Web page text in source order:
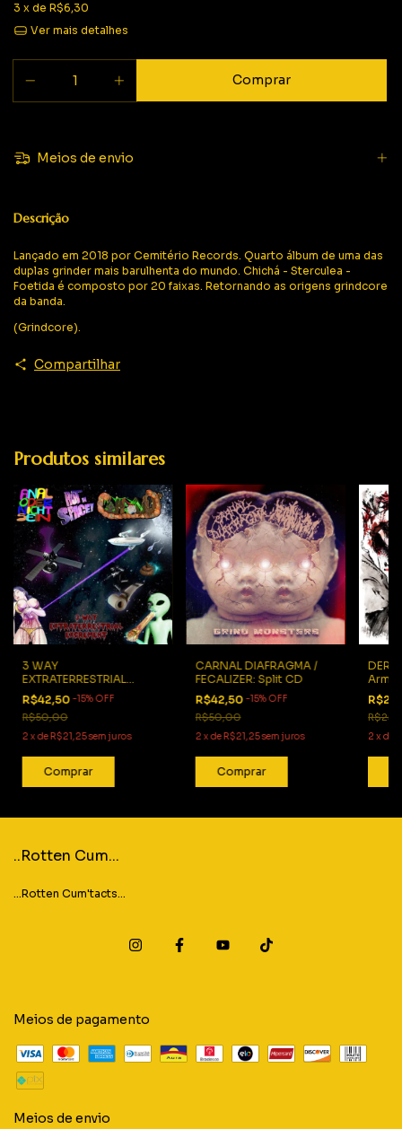
3 x de R$6,30
Ver mais detalhes
Meios de envio
Descrição
Lançado em 2018 por Cemitério Records. Quarto álbum de uma das
duplas grinder mais barulhenta do mundo. Chichá - Sterculea -
Foetida é composto por 20 faixas. Retornando as origens grindcore
da banda.
(Grindcore).
Compartilhar
Produtos similares
3 WAY
EXTRATERRESTRIAL
EXCREMENT: 3 Way CD
Importado
R$42,50 -15%OFF
R$50,00
2 xdeR$21,25sem juros
CARNAL DIAFRAGMA /
FECALIZER: Split CD
R$42,50 -15%OFF
R$50,00
2 xdeR$21,25sem juros
CD
2 x de
..Rotten Cum...
...Rotten Cum'tacts...
Meios de pagamento
Meios de envio